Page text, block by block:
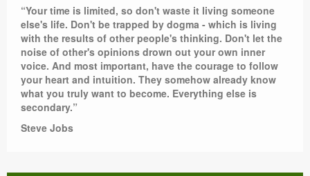
“Your time is limited, so don't waste it living someone
else's life. Don't be trapped by dogma - which is living
with the results of other people's thinking. Don't let the
noise of other's opinions drown out your own inner
voice. And most important, have the courage to follow
your heart and intuition. They somehow already know
what you truly want to become. Everything else is
secondary.”
Steve Jobs